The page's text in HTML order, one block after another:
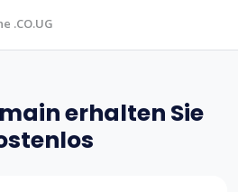
.CO.UG
erhalten Sie